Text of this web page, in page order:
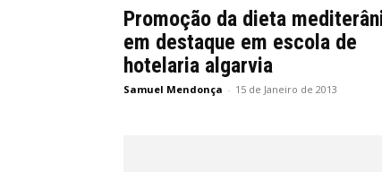
Promoção da dieta
em destaque em escola de
hotelaria algarvia
Samuel Mendonça - 15 de Janeiro de 2013